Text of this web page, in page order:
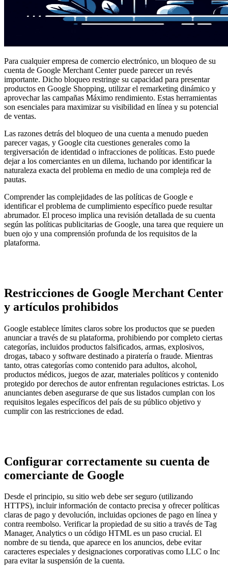
Para cualquier empresa de comercio electrónico, un bloqueo de su
cuenta de Google Merchant Center puede parecer un revés
importante. Dicho bloqueo restringe su capacidad para presentar
productos en Google Shopping, utilizar el remarketing dinámico y
aprovechar las campañas Máximo rendimiento. Estas herramientas
son esenciales para maximizar su visibilidad en línea y su potencial
de ventas.
Las razones detrás del bloqueo de una cuenta a menudo pueden
parecer vagas, y Google cita cuestiones generales como la
tergiversación de identidad o infracciones de políticas. Esto puede
dejar a los comerciantes en un dilema, luchando por identificar la
naturaleza exacta del problema en medio de una compleja red de
pautas.
Comprender las complejidades de las políticas de Google e
identificar el problema de cumplimiento específico puede resultar
abrumador. El proceso implica una revisión detallada de su cuenta
según las políticas publicitarias de Google, una tarea que requiere un
buen ojo y una comprensión profunda de los requisitos de la
plataforma.
Restricciones de Google Merchant Center
y artículos prohibidos
Google establece límites claros sobre los productos que se pueden
anunciar a través de su plataforma, prohibiendo por completo ciertas
categorías, incluidos productos falsificados, armas, explosivos,
drogas, tabaco y software destinado a piratería o fraude. Mientras
tanto, otras categorías como contenido para adultos, alcohol,
productos médicos, juegos de azar, materiales políticos y contenido
protegido por derechos de autor enfrentan regulaciones estrictas. Los
anunciantes deben asegurarse de que sus listados cumplan con los
requisitos legales específicos del país de su público objetivo y
cumplir con las restricciones de edad.
Configurar correctamente su cuenta de
comerciante de Google
Desde el principio, su sitio web debe ser seguro (utilizando
HTTPS), incluir información de contacto precisa y ofrecer políticas
claras de pago y devolución, incluidas opciones de pago en línea y
contra reembolso. Verificar la propiedad de su sitio a través de Tag
Manager, Analytics o un código HTML es un paso crucial. El
nombre de su tienda, que aparece en los anuncios, debe evitar
caracteres especiales y designaciones corporativas como LLC o Inc
para evitar la suspensión de la cuenta.